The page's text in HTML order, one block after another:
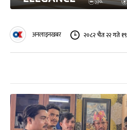
अनलाइनखबर २०८२ चैत २२ गते